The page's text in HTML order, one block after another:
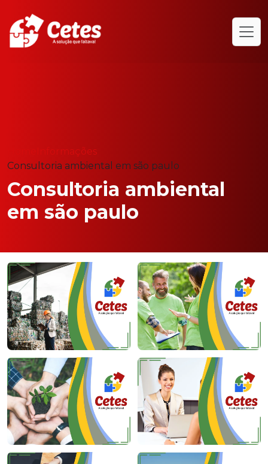
Informações
Consultoria ambiental em são paulo
Consultoria ambiental
em são paulo